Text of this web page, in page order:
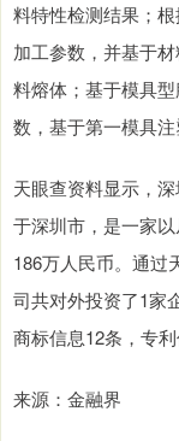
料特性检测结果；
加工参数，并基于
料熔体；基于模具
数，基于第一模具注
天眼查资料显示，
于深圳市，是一家
186万人民币。通过
司共对外投资了1家
商标信息12条，专
来源：金融界